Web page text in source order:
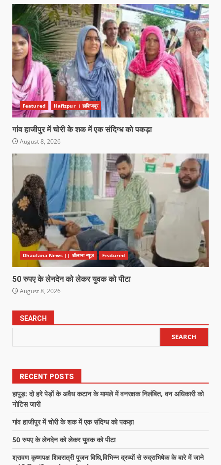
Featured Hafizpur । हाफिजपुर
गांव हाजीपुर में चोरी के शक में एक संदिग्ध को पकड़ा
August 8, 2026
Dhaulana News || धौलाना न्यूज़ Featured
50 रुपए के लेनदेन को लेकर युवक को पीटा
August 8, 2026
SEARCH
SEARCH
RECENT POSTS
हापुड़: दो हरे पेड़ों के अवैध कटान के मामले में वनरक्षक निलंबित, वन अधिकारी को
नोटिस जारी
गांव हाजीपुर में चोरी के शक में एक संदिग्ध को पकड़ा
50 रुपए के लेनदेन को लेकर युवक को पीटा
श्रावण कृष्णपक्ष शिवरात्री पूजन विधि,विभिन्न द्रव्यों से रुद्राभिषेक के बारे में जाने